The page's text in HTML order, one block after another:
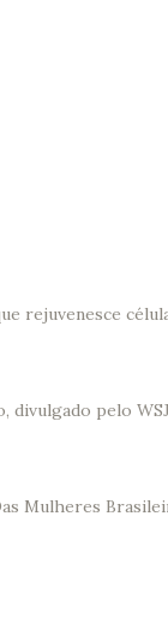
rejuvenesce
divulgado pelo WSJ